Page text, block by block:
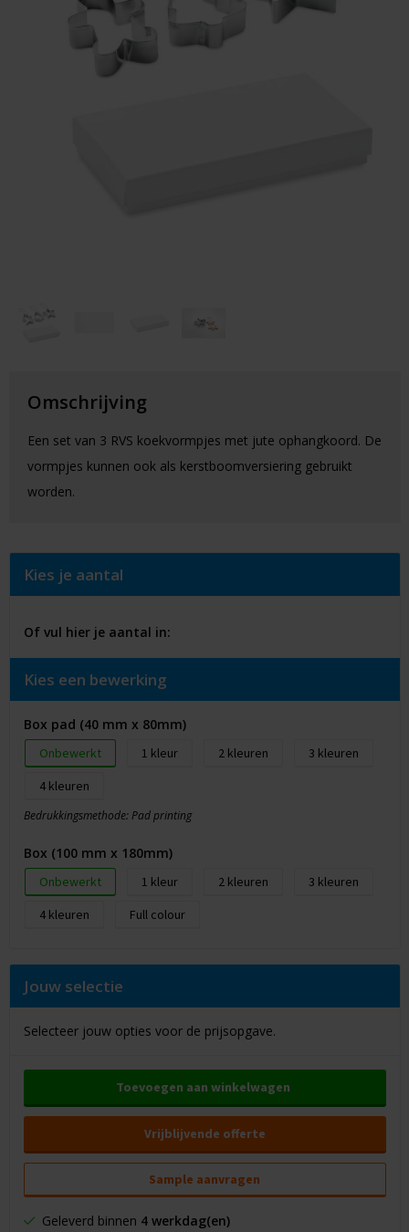
Huis & Lifestyle
Outdoor & Vrije Tijd
Omschrijving
Een set van 3 RVS koekvormpjes met jute ophangkoord. De
vormpjes kunnen ook als kerstboomversiering gebruikt
worden.
Kies je aantal
Of vul hier je aantal in:
Kies een bewerking
Box pad (40 mm x 80mm)
Onbewerkt 1 2
3
4
Bedrukkingsmethode: Pad printing
Box (100 mm x 180mm)
Onbewerkt 1 2
3
4
Full colour
Jouw selectie
Selecteer jouw opties voor de prijsopgave.
Toevoegen aan winkelwagen
Vrijblijvende offerte
Sample aanvragen
Geleverd binnen 4 werkdag(en)